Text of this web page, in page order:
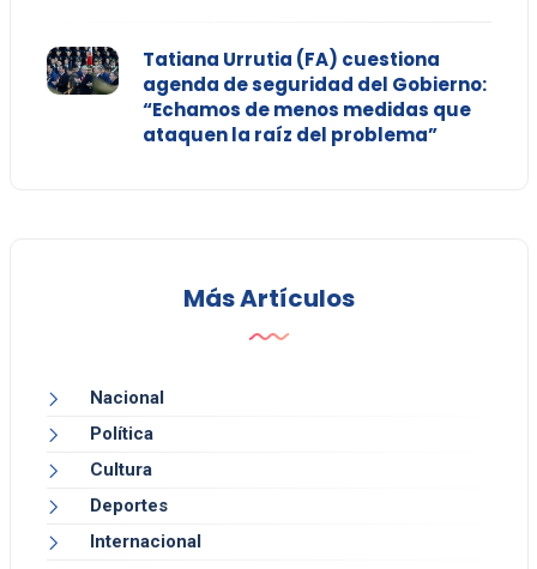
Tatiana Urrutia (FA) cuestiona
agenda de seguridad del Gobierno:
“Echamos de menos medidas que
ataquen la raíz del problema”
Más Artículos
Nacional
Política
Cultura
Deportes
Internacional